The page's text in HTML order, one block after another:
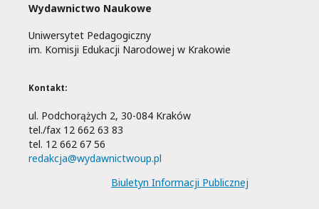
Wydawnictwo Naukowe
Uniwersytet Pedagogiczny
im. Komisji Edukacji Narodowej w Krakowie
Kontakt:
ul. Podchorążych 2, 30-084 Kraków
tel./fax 12 662 63 83
tel. 12 662 67 56
redakcja@wydawnictwoup.pl
Biuletyn Informacji Publicznej